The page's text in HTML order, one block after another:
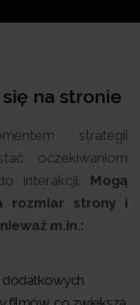
na stronie
strategii
oczekiwaniom
interakcji. Mogą
rozmiar strony i
m.in.:
dodatkowych